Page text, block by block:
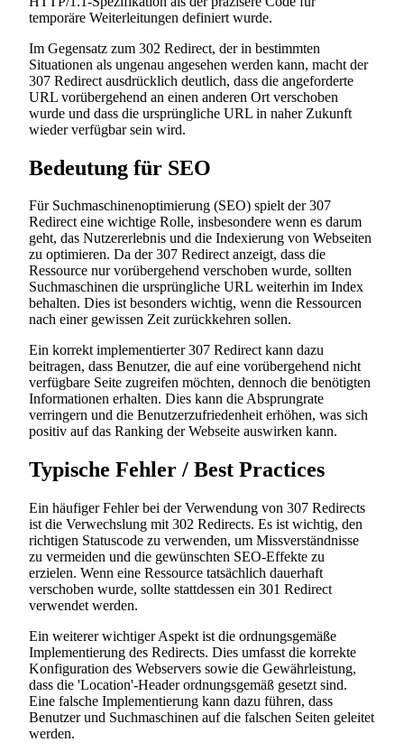
temporäre Weiterleitungen definiert wurde.
Im Gegensatz zum 302 Redirect, der in bestimmten
Situationen als ungenau angesehen werden kann, macht der
307 Redirect ausdrücklich deutlich, dass die angeforderte
URL vorübergehend an einen anderen Ort verschoben
wurde und dass die ursprüngliche URL in naher Zukunft
wieder verfügbar sein wird.
Bedeutung für SEO
Für Suchmaschinenoptimierung (SEO) spielt der 307
Redirect eine wichtige Rolle, insbesondere wenn es darum
geht, das Nutzererlebnis und die Indexierung von Webseiten
zu optimieren. Da der 307 Redirect anzeigt, dass die
Ressource nur vorübergehend verschoben wurde, sollten
Suchmaschinen die ursprüngliche URL weiterhin im Index
behalten. Dies ist besonders wichtig, wenn die Ressourcen
nach einer gewissen Zeit zurückkehren sollen.
Ein korrekt implementierter 307 Redirect kann dazu
beitragen, dass Benutzer, die auf eine vorübergehend nicht
verfügbare Seite zugreifen möchten, dennoch die benötigten
Informationen erhalten. Dies kann die Absprungrate
verringern und die Benutzerzufriedenheit erhöhen, was sich
positiv auf das Ranking der Webseite auswirken kann.
Typische Fehler / Best Practices
Ein häufiger Fehler bei der Verwendung von 307 Redirects
ist die Verwechslung mit 302 Redirects. Es ist wichtig, den
richtigen Statuscode zu verwenden, um Missverständnisse
zu vermeiden und die gewünschten SEO-Effekte zu
erzielen. Wenn eine Ressource tatsächlich dauerhaft
verschoben wurde, sollte stattdessen ein 301 Redirect
verwendet werden.
Ein weiterer wichtiger Aspekt ist die ordnungsgemäße
Implementierung des Redirects. Dies umfasst die korrekte
Konfiguration des Webservers sowie die Gewährleistung,
dass die 'Location'-Header ordnungsgemäß gesetzt sind.
Eine falsche Implementierung kann dazu führen, dass
Benutzer und Suchmaschinen auf die falschen Seiten geleitet
werden.